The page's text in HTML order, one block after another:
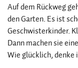
Auf dem Rückweg
den Garten. Es ist
Geschwisterkinder.
Dann machen sie
Wie glücklich, denke